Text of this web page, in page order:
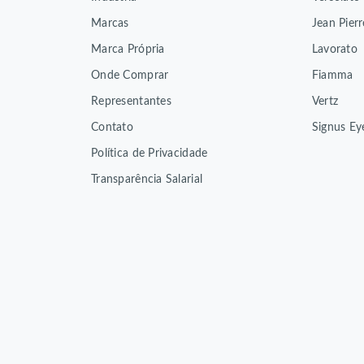
Marcas
Marca Própria
Onde Comprar
Representantes
Contato
Política de Privacidade
Transparência Salarial
Jean
Lavorato
Fiamma
Vertz
Signus